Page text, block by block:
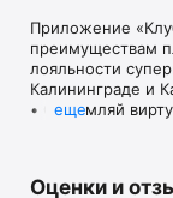
Приложение
преимуществам
лояльности
Калининграде и
• Оформляй
покупки на
еще
Оценки и